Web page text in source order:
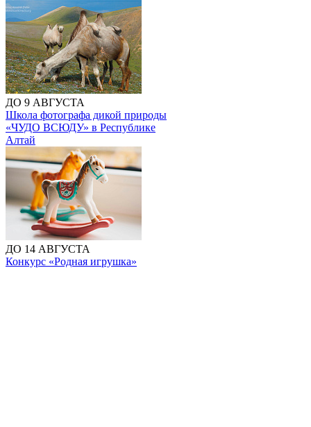
ДО 9 АВГУСТА
Школа фотографа дикой природы
«ЧУДО ВСЮДУ» в Республике
Алтай
ДО 14 АВГУСТА
Конкурс «Родная игрушка»